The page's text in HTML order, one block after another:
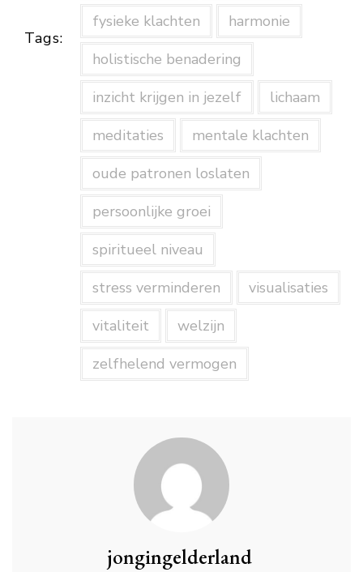
Tags:
fysieke klachten
harmonie
holistische benadering
inzicht krijgen in jezelf
lichaam
meditaties
mentale klachten
oude patronen loslaten
persoonlijke groei
spiritueel niveau
stress verminderen
visualisaties
vitaliteit
welzijn
zelfhelend vermogen
jongingelderland